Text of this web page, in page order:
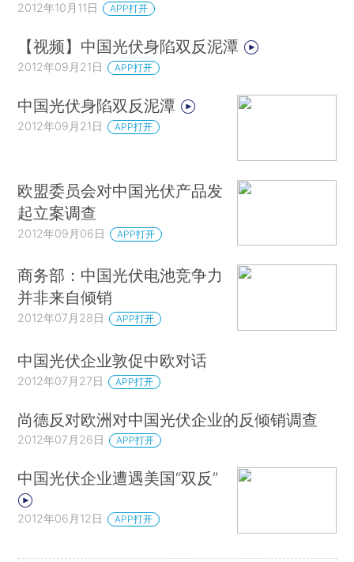
2012年10月11日 APP打开
【视频】中国光伏身陷双反泥潭
2012年09月21日 APP打开
中国光伏身陷双反泥潭
2012年09月21日 APP打开
欧盟委员会对中国光伏产品发
起立案调查
2012年09月06日 APP打开
商务部：中国光伏电池竞争力
并非来自倾销
2012年07月28日 APP打开
中国光伏企业敦促中欧对话
2012年07月27日 APP打开
尚德反对欧洲对中国光伏企业的反倾销调查
2012年07月26日 APP打开
中国光伏企业遭遇美国“双反”
2012年06月12日 APP打开